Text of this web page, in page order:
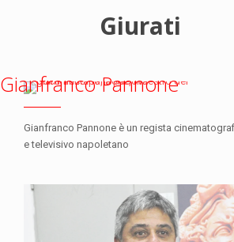
Giurati
Gianfranco Pannone
Gianfranco Pannone è un regista
e televisivo napoletano